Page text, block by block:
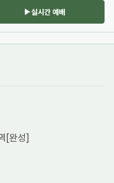
실시간 예배
[완성]
북5